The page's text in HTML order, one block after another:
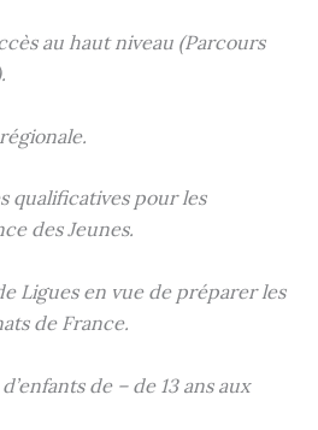
au haut niveau (Parcours
qualificatives pour les
des Jeunes.
Ligues en vue de préparer les
de France.
de – de 13 ans aux